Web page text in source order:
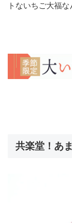
トないちご大福な
共楽堂！あ